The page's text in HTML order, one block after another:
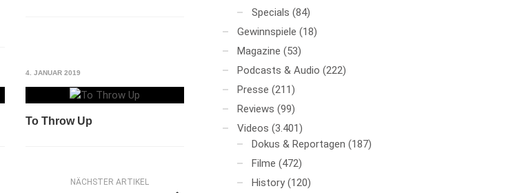
4. JANUAR 2019
To Throw Up
NÄCHSTER ARTIKEL
Specials (84)
Gewinnspiele (18)
Magazine (53)
Podcasts & Audio (222)
Presse (211)
Reviews (99)
Videos (3.401)
Dokus & Reportagen (187)
Filme (472)
History (120)